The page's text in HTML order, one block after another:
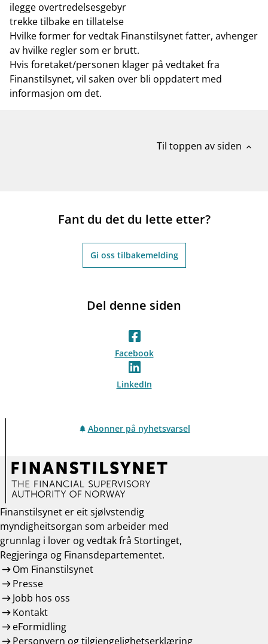
ilegge overtredelsesgebyr
trekke tilbake en tillatelse
Hvilke former for vedtak Finanstilsynet fatter, avhenger
av hvilke regler som er brutt.
Hvis foretaket/personen klager på vedtaket fra
Finanstilsynet, vil saken over bli oppdatert med
informasjon om det.
Til toppen av siden expand_less
Fant du det du lette etter?
Gi oss tilbakemelding
Del denne siden
Facebook
LinkedIn
Abonner på nyhetsvarsel
Finanstilsynet er eit sjølvstendig
myndigheitsorgan som arbeider med
grunnlag i lover og vedtak frå Stortinget,
Regjeringa og Finansdepartementet.
Om Finanstilsynet
Presse
Jobb hos oss
Kontakt
eFormidling
Personvern og tilgjengelighetserklæring